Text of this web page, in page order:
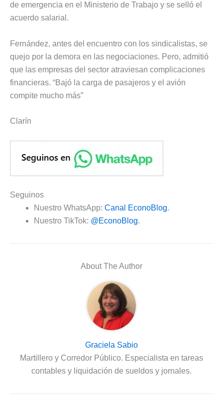
de emergencia en el Ministerio de Trabajo y se selló el
acuerdo salarial.
Fernández, antes del encuentro con los sindicalistas, se
quejo por la demora en las negociaciones. Pero, admitió
que las empresas del sector atraviesan complicaciones
financieras. “Bajó la carga de pasajeros y el avión
compite mucho más”
Clarín
Seguinos
Nuestro WhatsApp: Canal EconoBlog.
Nuestro TikTok: @EconoBlog.
About The Author
Graciela Sabio
Martillero y Corredor Público. Especialista en tareas
contables y liquidación de sueldos y jornales.